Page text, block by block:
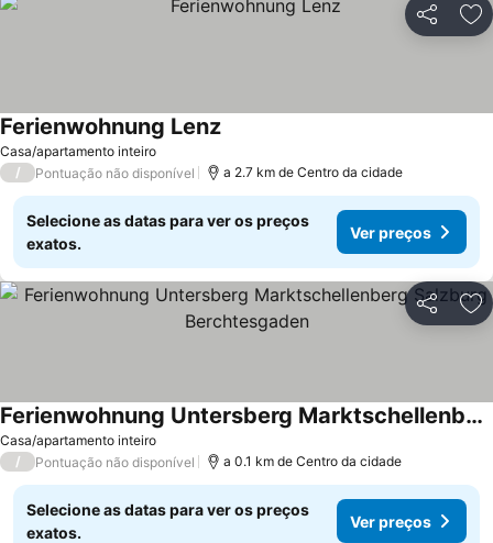
Partilhar
Casa/apartamento inteiro
Ferienwohnung Lenz
/ Pontuação não disponível a 2.7 km de Centro da cidade
Selecione as datas para ver os preços
exatos.
Ver preços
Partilhar
Casa/apartamento inteiro
Ferienwohnung Untersberg Marktschellenberg Salzburg Berchtesgaden
/ Pontuação não disponível a 0.1 km de Centro da cidade
Selecione as datas para ver os preços
exatos.
Ver preços